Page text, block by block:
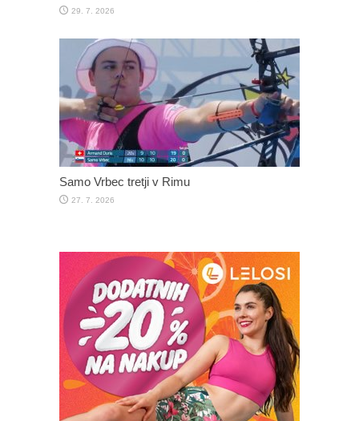
29. 7. 2026
Samo Vrbec tretji v Rimu
27. 7. 2026